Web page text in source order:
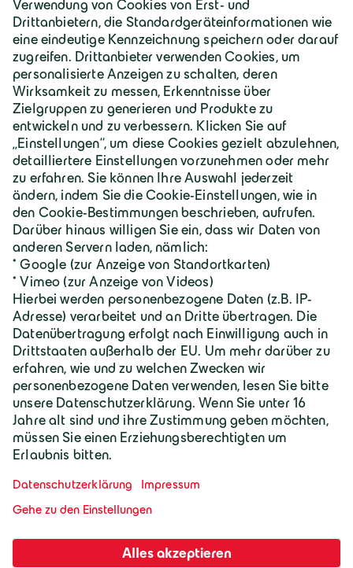
Geiger Gruppe
Über Geiger
Karriere
Geiger Gruppe
Wilhelm-Geiger-Straße 1
87561 Oberstdorf
+49 8322 18 0
info@geigergruppe.de
Darf ich mich vorstellen, ich bin der
Fragen und Anliegen.